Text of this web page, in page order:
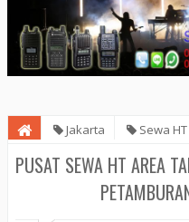
Jakarta Sewa HT
Duren Utara Grogol
PUSAT SEWA HT AREA